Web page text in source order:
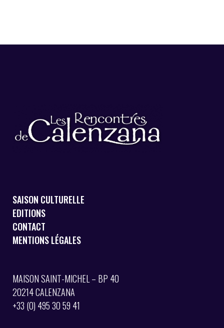
SAISON CULTURELLE
EDITIONS
CONTACT
MENTIONS LÉGALES
MAISON SAINT-MICHEL – BP 40
20214 CALENZANA
+33 (0) 495 30 59 41